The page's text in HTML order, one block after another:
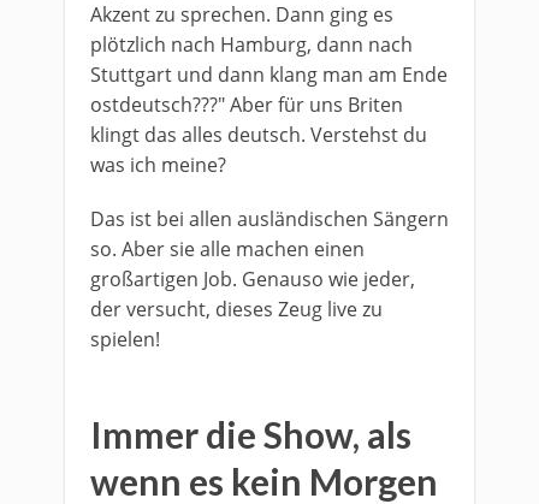
Akzent zu sprechen. Dann ging es
plötzlich nach Hamburg, dann nach
Stuttgart und dann klang man am Ende
ostdeutsch???" Aber für uns Briten
klingt das alles deutsch. Verstehst du
was ich meine?
Das ist bei allen ausländischen Sängern
so. Aber sie alle machen einen
großartigen Job. Genauso wie jeder,
der versucht, dieses Zeug live zu
spielen!
​Immer die Show, als
wenn es kein Morgen